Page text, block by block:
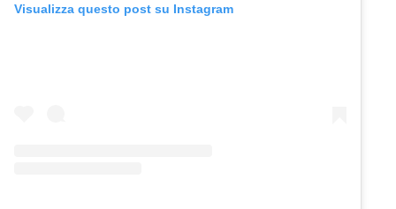
Visualizza questo post su Instagram